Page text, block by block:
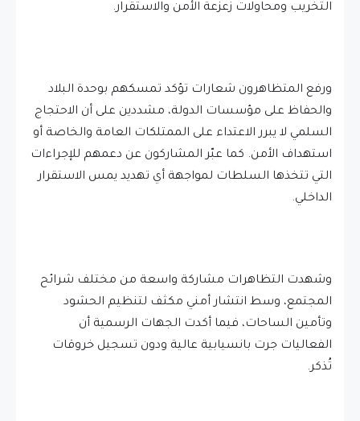
التخريب ومحاولات زعزعة الأمن والاستقرار.
ورفع المتظاهرون شعارات تؤكد تمسكهم بوحدة البلاد
والحفاظ على مؤسسات الدولة، مشددين على أن الاحتجاج
السلمي لا يبرر الاعتداء على الممتلكات العامة والخاصة أو
استهداف الأمن. كما عبّر المشاركون عن دعمهم للإجراءات
التي تتخذها السلطات لمواجهة أي تهديد يمس الاستقرار
الداخلي.
وشهدت التظاهرات مشاركة واسعة من مختلف شرائح
المجتمع، وسط انتشار أمني مكثف لتنظيم الحشود
وتأمين الساحات، فيما أكدت الجهات الرسمية أن
الفعاليات جرت بانسيابية عالية ودون تسجيل خروقات
تُذكر.